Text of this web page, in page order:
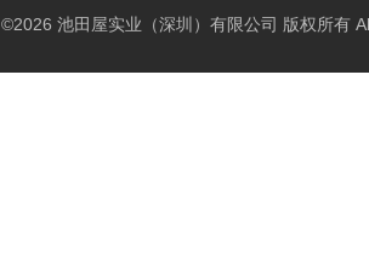
©2026 池田屋实业（深圳）有限公司 版权所有